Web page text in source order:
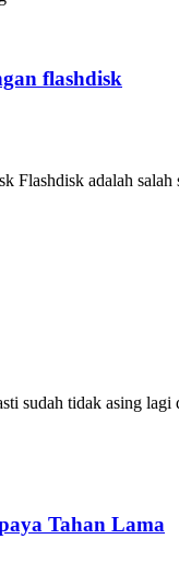
flashdisk
Flashdisk adalah
sudah tidak asing
Tahan Lama